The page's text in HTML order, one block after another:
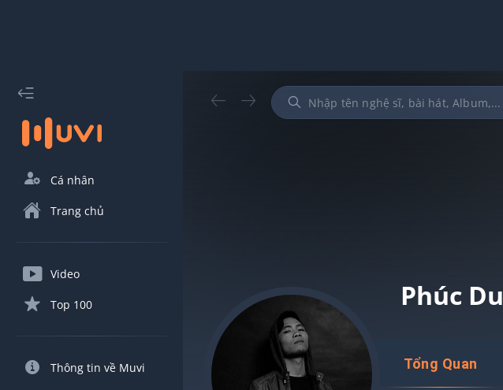
Cá nhân
Trang chủ
Video
Top 100
Thông tin về Muvi
Phúc Du
Tổng Quan